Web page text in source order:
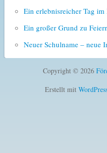
Ein erlebnisreicher Tag
Ein großer Grund zu
Neuer Schulname – neue
Copyright © 2026
Erstellt mit